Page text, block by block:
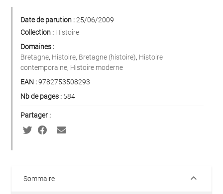
Date de parution :25/06/2009
Collection : Histoire
Domaines :
Bretagne, Histoire, Bretagne (histoire), Histoire
contemporaine, Histoire moderne
EAN :9782753508293
Nb de pages : 584
Partager :
Sommaire keyboard_arrow_down